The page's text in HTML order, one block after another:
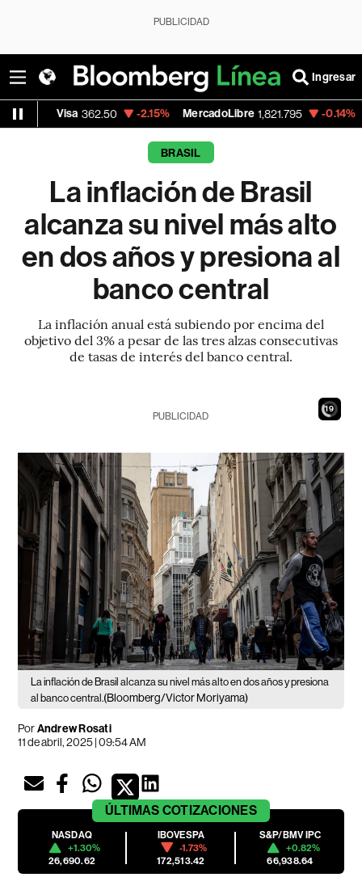
PUBLICIDAD
Ingresar
-2.15% MercadoLibre 1,821.795 -0.14% Banco de
BRASIL
La inflación de Brasil
alcanza su nivel más alto
en dos años y presiona al
banco central
La inflación anual está subiendo por encima del
objetivo del 3% a pesar de las tres alzas consecutivas
de tasas de interés del banco central.
17
PUBLICIDAD
La inflación de Brasil alcanza su nivel más alto en dos años y presiona
al banco central.(Bloomberg/Victor Moriyama)
PorAndrew Rosati
11 de abril, 2025 | 09:54 AM
ÚLTIMAS COTIZACIONES
NASDAQ
+1.30%
26,690.62
IBOVESPA
-1.73%
172,513.42
S&P/BMV IPC
+0.82%
66,938.64